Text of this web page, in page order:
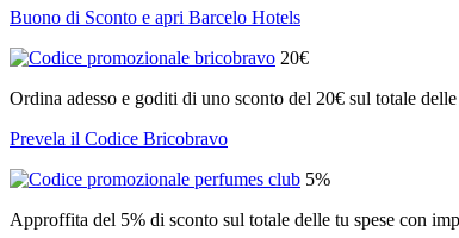
Buono di Sconto e apri Barcelo Hotels
20€
Ordina adesso e goditi di uno sconto del 20€ sul totale
Prevela il Codice Bricobravo
5%
Approffita del 5% di sconto sul totale delle tu spese con